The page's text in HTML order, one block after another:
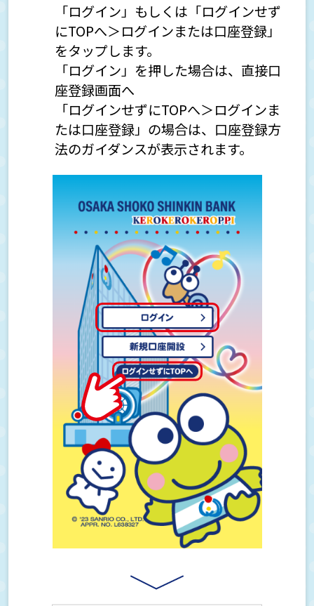
「ログイン」もしくは「ログインせず
にTOPへ＞ログインまたは口座登録」
をタップします。
「ログイン」を押した場合は、直接口
座登録画面へ
「ログインせずにTOPへ＞ログインま
たは口座登録」の場合は、口座登録方
法のガイダンスが表示されます。